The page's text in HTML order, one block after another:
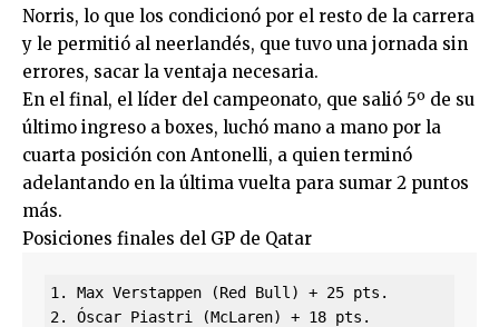
Norris, lo que los condicionó por el resto de la carrera
y le permitió al neerlandés, que tuvo una jornada sin
errores, sacar la ventaja necesaria.
En el final, el líder del campeonato, que salió 5º de su
último ingreso a boxes, luchó mano a mano por la
cuarta posición con Antonelli, a quien terminó
adelantando en la última vuelta para sumar 2 puntos
más.
Posiciones finales del GP de Qatar
1. Max Verstappen (Red Bull) + 25 pts.
2. Óscar Piastri (McLaren) + 18 pts.